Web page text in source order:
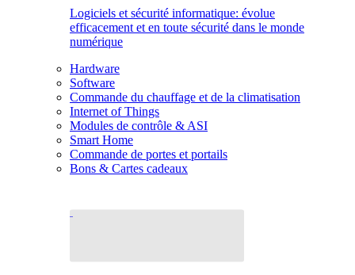
Logiciels et sécurité informatique: évolue
efficacement et en toute sécurité dans le monde
numérique
Hardware
Software
Commande du chauffage et de la climatisation
Internet of Things
Modules de contrôle & ASI
Smart Home
Commande de portes et portails
Bons & Cartes cadeaux